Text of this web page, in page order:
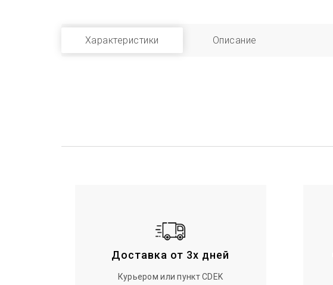
Характеристики Описание
Доставка от 3х дней
Курьером или пункт CDEK